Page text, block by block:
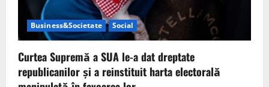
Business&Societate Social
Curtea Supremă a SUA le-a dat dreptate
republicanilor și a reinstituit harta electorală